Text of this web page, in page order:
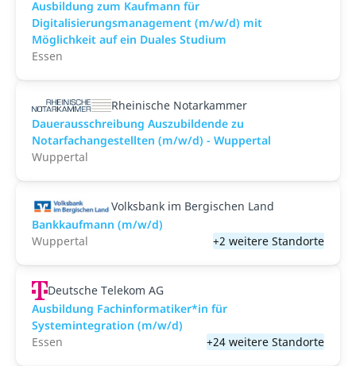
Ausbildung zum Kaufmann für
Digitalisierungsmanagement (m/w/d) mit
Möglichkeit auf ein Duales Studium
Essen
Rheinische Notarkammer
Dauerausschreibung Auszubildende zu
Notarfachangestellten (m/w/d) - Wuppertal
Wuppertal
Volksbank im Bergischen Land
Bankkaufmann (m/w/d)
Wuppertal
+2 weitere Standorte
Deutsche Telekom AG
Ausbildung Fachinformatiker*in für
Systemintegration (m/w/d)
Essen
+24 weitere Standorte